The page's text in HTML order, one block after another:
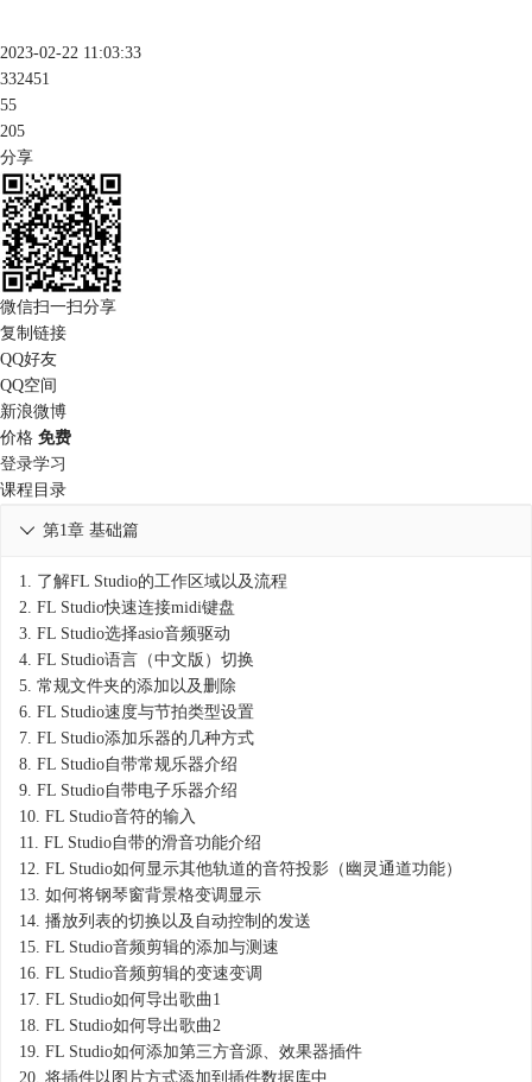
2023-02-22 11:03:33
332451
55
205
分享
微信扫一扫分享
复制链接
QQ好友
QQ空间
新浪微博
价格 免费
登录学习
课程目录
第1章 基础篇

1. 了解FL Studio的工作区域以及流程
2. FL Studio快速连接midi键盘
3. FL Studio选择asio音频驱动
4. FL Studio语言（中文版）切换
5. 常规文件夹的添加以及删除
6. FL Studio速度与节拍类型设置
7. FL Studio添加乐器的几种方式
8. FL Studio自带常规乐器介绍
9. FL Studio自带电子乐器介绍
10. FL Studio音符的输入
11. FL Studio自带的滑音功能介绍
12. FL Studio如何显示其他轨道的音符投影（幽灵通道功能）
13. 如何将钢琴窗背景格变调显示
14. 播放列表的切换以及自动控制的发送
15. FL Studio音频剪辑的添加与测速
16. FL Studio音频剪辑的变速变调
17. FL Studio如何导出歌曲1
18. FL Studio如何导出歌曲2
19. FL Studio如何添加第三方音源、效果器插件
20. 将插件以图片方式添加到插件数据库中